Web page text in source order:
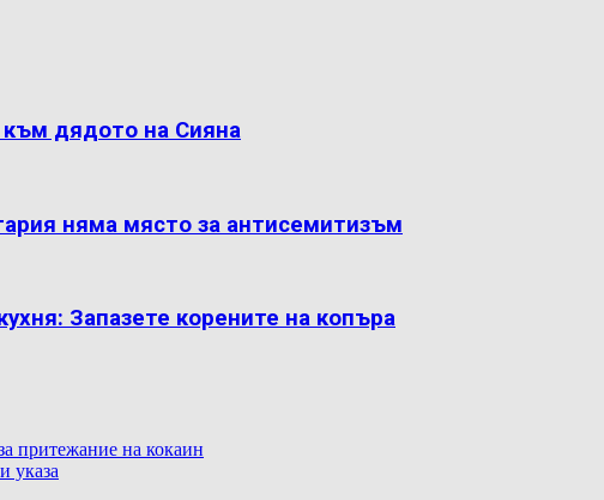
дядото на Сияна
няма място за антисемитизъм
Запазете корените на копъра
притежание на кокаин
указа